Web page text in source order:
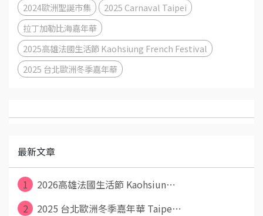
2024歐洲聖誕市集
2025 Carnaval Taipei
拉丁加勒比海嘉年華
2025高雄法國生活節 Kaohsiung French Festival
2025 台北歐洲冬季嘉年華
最新文章
1
2026高雄法國生活節 Kaohsiun⋯
2
2025 台北歐洲冬季嘉年華 Taipe⋯